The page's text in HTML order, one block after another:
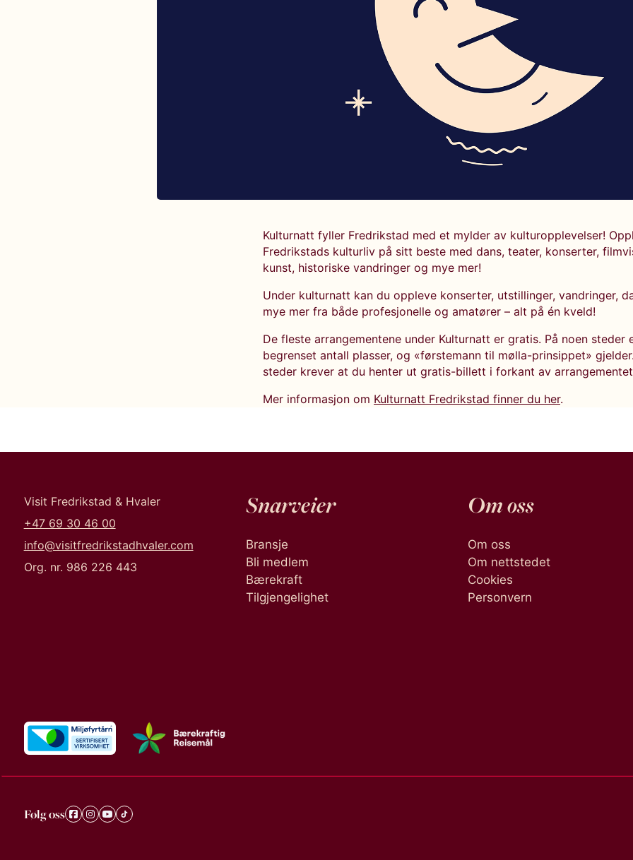
Kulturnatt fyller Fredrikstad med et mylder av kulturopplevelser!
Fredrikstads kulturliv på sitt beste med dans, teater, konserter,
kunst, historiske vandringer og mye mer!
Under kulturnatt kan du oppleve konserter, utstillinger, vandringer,
mye mer fra både profesjonelle og amatører – alt på én kveld!
De fleste arrangementene under Kulturnatt er gratis. På noen steder
begrenset antall plasser, og «førstemann til mølla-prinsippet»
steder krever at du henter ut gratis-billett i forkant av
Mer informasjon om Kulturnatt Fredrikstad finner du her.
Visit Fredrikstad & Hvaler
+47 69 30 46 00
info@visitfredrikstadhvaler.com
Org. nr. 986 226 443
Snarveier
Bransje
Bli medlem
Bærekraft
Tilgjengelighet
Om oss
Om oss
Om nettstedet
Cookies
Personvern
Følg oss